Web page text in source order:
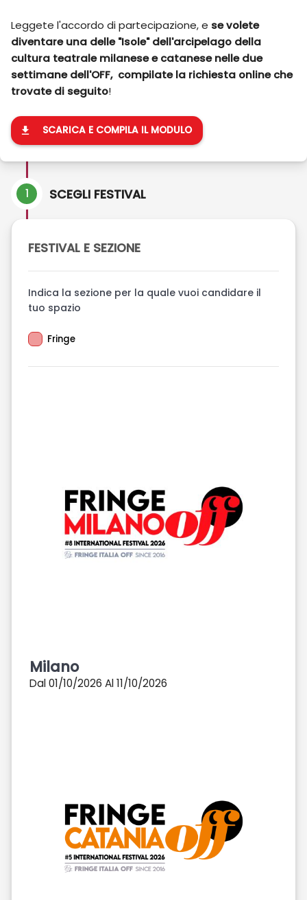
Leggete l'accordo di partecipazione, e se volete
diventare una delle "Isole" dell'arcipelago della
cultura teatrale milanese e catanese nelle due
settimane dell'OFF, compilate la richiesta online che
trovate di seguito!
SCARICA E COMPILA IL MODULO
1 SCEGLI FESTIVAL
FESTIVAL E SEZIONE
Indica la sezione per la quale vuoi candidare il
tuo spazio
Fringe
Milano
Dal 01/10/2026 Al 11/10/2026